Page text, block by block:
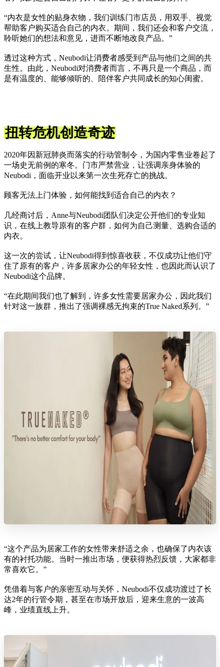
“内衣是女性的贴身衣物，我们训练门市店员，用双手、视觉
帮助客户购买适合自己的内衣。期间，我们还会和客户交流，
聆听她们的想法和意见，进而不断地改良产品。”
透过这种方式，Neubodi让消费者感受到产品与他们之间的共
生性。由此，Neubodi对消费者而言，不再只是一个商品，而
是有温度的、能够倾听的、陪伴客户共同成长的知心闺蜜。
扭转危机创造奇迹
2020年因新冠肺炎而落实的行动管制令，为国内零售业卷起了
一场史无前例的寒冬。门市严禁营业，让强调亲身体验的
Neubodi，面临开业以来第一次生死存亡的挑战。
顾客无法上门体验，如何能找到适合自己的内衣？
几经商讨后，Anne与Neubodi团队们决定公开他们的专业知
识，在线上教导原有的客户群，如何为自己测量、选购合适的
内衣。
这一次的尝试，让Neubodi得到惊喜收获，不仅成功让他们守
住了原有的客户，许多居家办公的年轻女性，也因此而认识了
Neubodi这个品牌。
“在此期间我们也了解到，许多女性需要居家办公，因此我们
针对这一族群，推出了强调裸感无拘束的True Naked系列。”
“这个产品为居家工作的女性带来舒适之余，也确保了内衣该
有的衬托功能。当时一推出市场，便获得热烈反馈，大家都非
常喜欢它。”
凭借着与客户的亲密互动与关怀，Neubodi不仅成功渡过了长
达2年的行管令期，甚至在市场开放后，迎来生意的一波高
峰，业绩直线上升。